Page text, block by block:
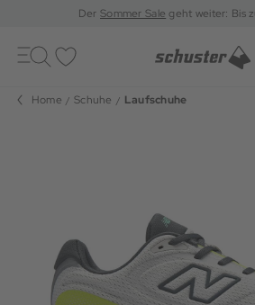
DerSommer Sale geht weiter: Bis
Toggle
navigation
Home Schuhe Laufschuhe